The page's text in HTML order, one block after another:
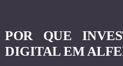
POR QUE
DIGITAL EM